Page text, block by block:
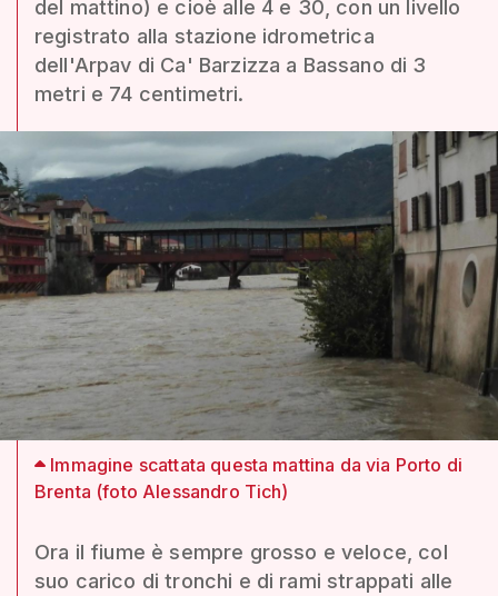
del mattino) e cioè alle 4 e 30, con un livello
registrato alla stazione idrometrica
dell'Arpav di Ca' Barzizza a Bassano di 3
metri e 74 centimetri.
Immagine scattata questa mattina da via Porto di
Brenta (foto Alessandro Tich)
Ora il fiume è sempre grosso e veloce, col
suo carico di tronchi e di rami strappati alle